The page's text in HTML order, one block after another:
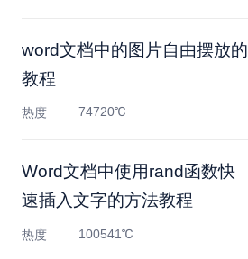
​word文档中的图片自由摆放的
教程
热度 74720℃
Word文档中使用rand函数快
速插入文字的方法教程
热度 100541℃